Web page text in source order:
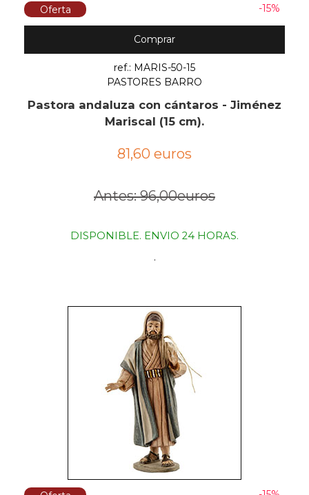
Oferta -15%
Comprar
ref.: MARIS-50-15
PASTORES BARRO
Pastora andaluza con cántaros - Jiménez
Mariscal (15 cm).
81,60 euros
Antes: 96,00euros
DISPONIBLE. ENVIO 24 HORAS.
.